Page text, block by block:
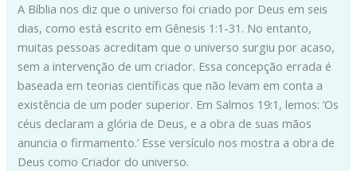
A Bíblia nos diz que o universo foi criado por Deus em seis
dias, como está escrito em Gênesis 1:1-31. No entanto,
muitas pessoas acreditam que o universo surgiu por acaso,
sem a intervenção de um criador. Essa concepção errada é
baseada em teorias científicas que não levam em conta a
existência de um poder superior. Em Salmos 19:1, lemos: ‘Os
céus declaram a glória de Deus, e a obra de suas mãos
anuncia o firmamento.’ Esse versículo nos mostra a obra de
Deus como Criador do universo.